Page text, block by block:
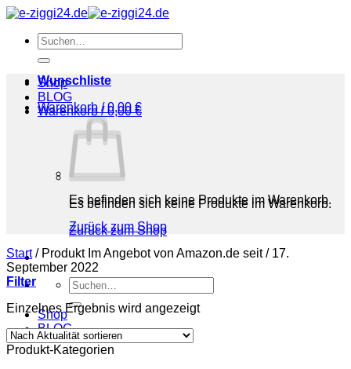
Zum
springenSuchen
nach:
Shop
BLOG
Warenkorb /0,00€
Es befinden sich keine Produkte im Warenkorb.
Zurück zum Shop
Suchen
nach:
Shop
BLOG
Wunschliste
Warenkorb /0,00 €
Es befinden sich keine Produkte im Warenkorb.
Zurück zum Shop
Start /Produkt Im Angebot von Amazon.de seit/17.
September 2022
Filter
Einzelnes Ergebnis wird angezeigt
Produkt-Kategorien